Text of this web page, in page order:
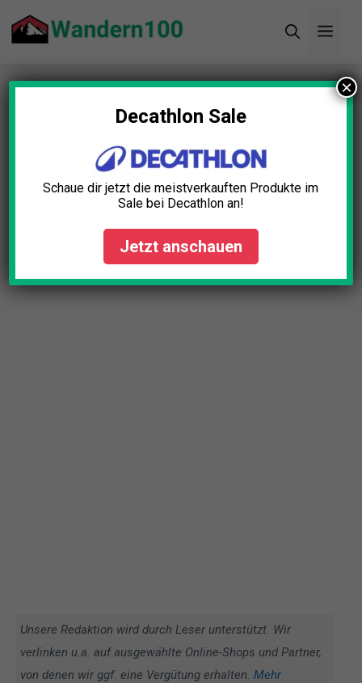
Inhalt
Startseite»Blog»Hüttenschlafsack Test: Die 5
besten (Bestenliste)
Hüttenschlafsack Test: Die 5
besten (Bestenliste)
November 28, 2025
Unsere Redaktion wird durch Leser unterstützt. Wir
verlinken u.a. auf ausgewählte Online-Shops und Partner,
von denen wir ggf. eine Vergütung erhalten. Mehr
Decathlon Sale
Schaue dir jetzt die meistverkauften Produkte im
Sale bei Decathlon an!
Jetzt anschauen
×